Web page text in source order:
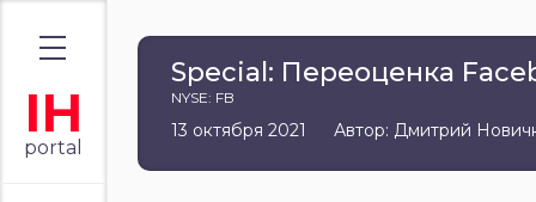
IH
portal
Special: Переоценка
NYSE: FB
13 октября 2021 Автор: Дмитрий